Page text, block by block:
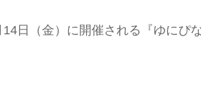
日（金）に開催される『ゆにぴ